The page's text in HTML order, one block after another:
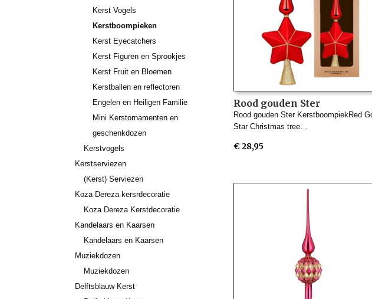
Kerst Vogels
Kerstboompieken
Kerst Eyecatchers
Kerst Figuren en Sprookjes
Kerst Fruit en Bloemen
Kerstballen en reflectoren
Engelen en Heiligen Familie
Mini Kerstornamenten en
geschenkdozen
Kerstvogels
Kerstserviezen
(Kerst) Serviezen
Koza Dereza kersrdecoratie
Koza Dereza Kerstdecoratie
Kandelaars en Kaarsen
Kandelaars en Kaarsen
Muziekdozen
Muziekdozen
Delftsblauw Kerst
Rood gouden Ster
Kerstboompiek Magic Inge
Glas
Rood gouden Ster KerstboompiekRed
Star Christmas tree…
€ 28,95